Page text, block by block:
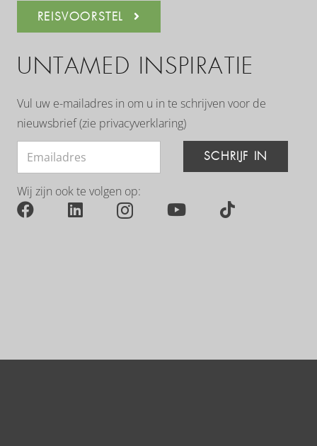
REISVOORSTEL
UNTAMED INSPIRATIE
Vul uw e-mailadres in om u in te schrijven voor de
nieuwsbrief (zie privacyverklaring)
SCHRIJF IN
Wij zijn ook te volgen op: